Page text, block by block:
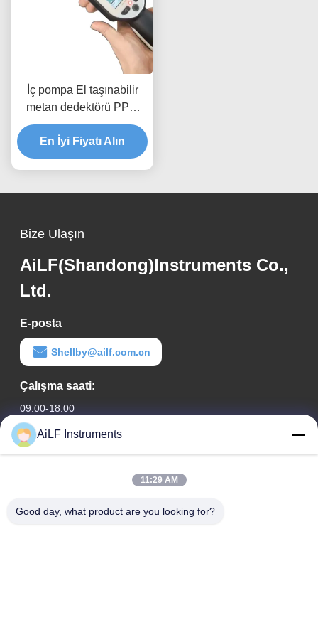
İç pompa El taşınabilir
metan dedektörü PPM
LEL VOL gaz sayaçları
En İyi Fiyatı Alın
Bize Ulaşın
AiLF(Shandong)Instruments Co.,
Ltd.
E-posta
Shellby@ailf.com.cn
Çalışma saati:
09:00-18:00
Adresimiz
Liaoning Oteli Ofis Binası, Oda 603, Xicheng Bölgesi, Pekin,
AiLF Instruments
11:29 AM
Good day, what product are you looking for?